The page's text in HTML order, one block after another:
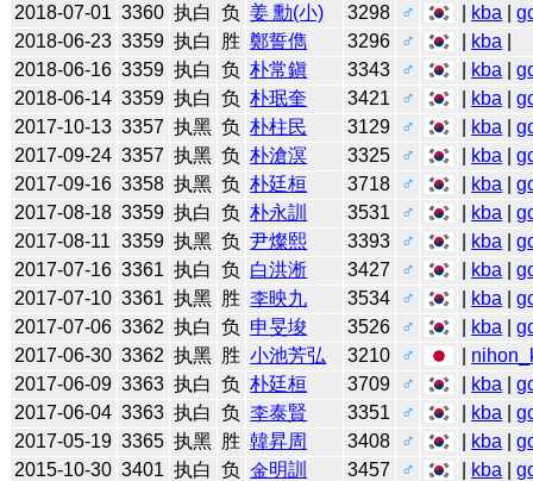
2018-07-01 3360 执白 负 姜 勳(小) 3298 ♂ kba |
2018-06-23 3359 执白 胜 鄭誓儁 3296 ♂ kba
2018-06-16 3359 执白 负 朴常鎭 3343 ♂ kba |
2018-06-14 3359 执白 负 朴珉奎 3421 ♂ kba |
2017-10-13 3357 执黑 负 朴柱民 3129 ♂ kba |
2017-09-24 3357 执黑 负 朴滄溟 3325 ♂ kba |
2017-09-16 3358 执黑 负 朴廷桓 3718 ♂ kba |
2017-08-18 3359 执白 负 朴永訓 3531 ♂ kba |
2017-08-11 3359 执黑 负 尹燦熙 3393 ♂ kba |
2017-07-16 3361 执白 负 白洪淅 3427 ♂ kba |
2017-07-10 3361 执黑 胜 李映九 3534 ♂ kba |
2017-07-06 3362 执白 负 申旻埈 3526 ♂ kba |
2017-06-30 3362 执黑 胜 小池芳弘 3210 ♂
2017-06-09 3363 执白 负 朴廷桓 3709 ♂ kba |
2017-06-04 3363 执白 负 李泰賢 3351 ♂ kba |
2017-05-19 3365 执黑 胜 韓昇周 3408 ♂ kba |
2015-10-30 3401 执白 负 金明訓 3457 ♂ kba |